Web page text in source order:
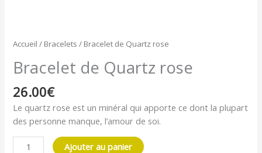
Accueil / Bracelets / Bracelet de Quartz rose
Bracelet de Quartz rose
26.00€
Le quartz rose est un minéral qui apporte ce dont la plupart
des personne manque, l’amour de soi.
Ajouter au panier